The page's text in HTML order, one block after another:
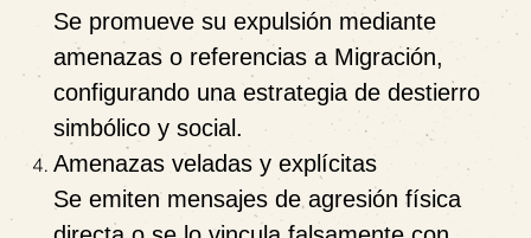
Se promueve su expulsión mediante
amenazas o referencias a Migración,
configurando una estrategia de destierro
simbólico y social.
Amenazas veladas y explícitas
Se emiten mensajes de agresión física